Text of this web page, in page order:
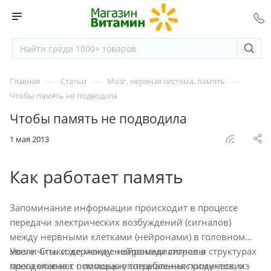
Главная — Статьи — Мозг, нервная система, память —
Чтобы память не подводила
Чтобы память не подводила
1 мая 2013
Как работает память
Запоминание информации происходит в процессе
передачи электрических возбуждений (сигналов)
между нервными клетками (нейронами) в головном
мозге. Стыки же между нейронами сигналы
преодолевают с помощью специальных химических
Увеличить содержание нейромедиаторов в структурах
мозга можно с помощью употребления продуктов, из